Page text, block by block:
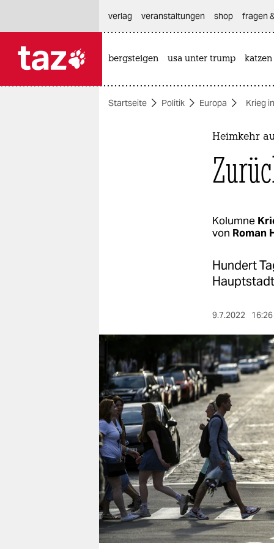
themen
wahrheit
verlag
verlag
veranstaltungen
shop
fragen & hilfe
unterstützen
abo
genossenschaft
verlag
veranstaltungen shop fragen
bergsteigen usa unter trump katzen
Startseite Politik Europa Krieg
Heimkehr
Kolumne
von Roman
Hundert
9.7.2022